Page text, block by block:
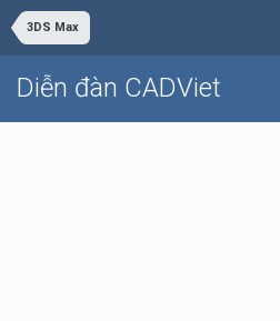
3DS Max
Diễn đàn CADViet